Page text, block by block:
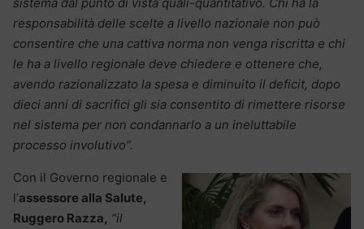
responsabilità delle scelte a livello nazionale non può
consentire che una cattiva norma non venga riscritta e chi
le ha a livello regionale deve chiedere e ottenere che,
avendo razionalizzato la spesa e diminuito il deficit, dopo
dieci anni di sacrifici gli sia consentito di rimettere risorse
nel sistema per non condannarlo a un ineluttabile
processo involutivo”.
Con il Governo regionale e
l’assessore alla Salute,
Ruggero Razza, “il